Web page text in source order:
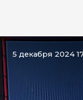
5 декабря 2024